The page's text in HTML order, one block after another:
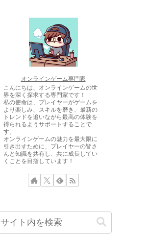
オンラインゲーム専門家
こんにちは、オンラインゲームの世
界を深く探求する専門家です！
私の使命は、プレイヤーがゲームを
より楽しみ、スキルを磨き、最新の
トレンドを追いながら最高の体験を
得られるようサポートすることで
す。
オンラインゲームの魅力を最大限に
引き出すために、プレイヤーの皆さ
んと知識を共有し、共に成長してい
くことを目指しています！